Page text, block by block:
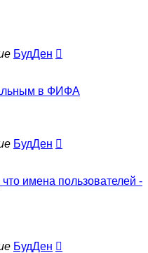
БудДен
в ФИФА
БудДен
имена пользователей -
БудДен